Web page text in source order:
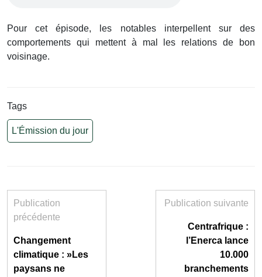
Pour cet épisode, les notables interpellent sur des
comportements qui mettent à mal les relations de bon
voisinage.
Tags
L'Émission du jour
Publication
précédente
Changement
climatique : »Les
paysans ne
Publication suivante
Centrafrique :
l’Enerca lance
10.000
branchements